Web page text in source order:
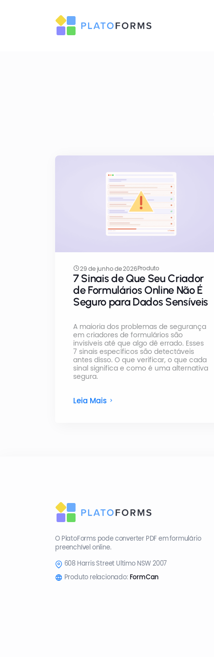
29 de junho de 2026Produto
7 Sinais de Que Seu Criador
de Formulários Online Não É
Seguro para Dados Sensíveis
A maioria dos problemas de segurança
em criadores de formulários são
invisíveis até que algo dê errado. Esses
7 sinais específicos são detectáveis
antes disso. O que verificar, o que cada
sinal significa e como é uma alternativa
segura.
Leia Mais
O PlatoForms pode converter PDF em formulário
preenchível online.
608 Harris Street Ultimo NSW 2007
Produto relacionado: FormCan